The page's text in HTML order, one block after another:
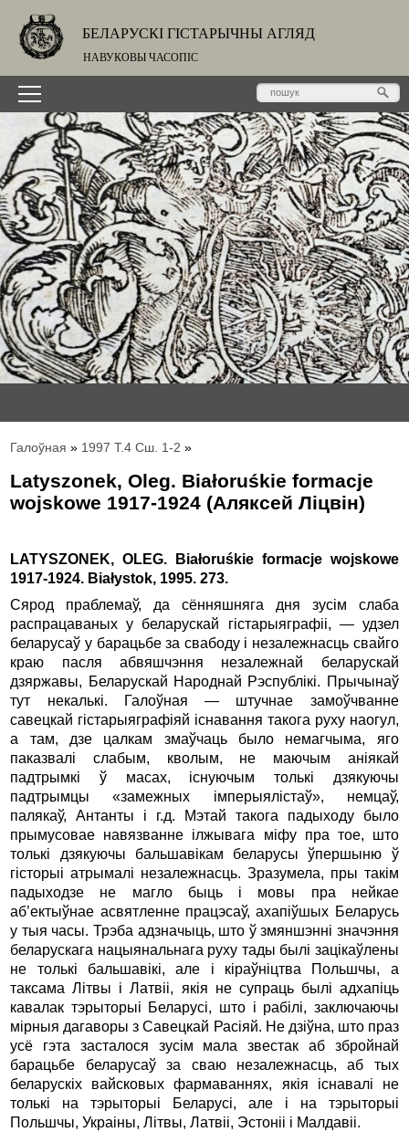
БЕЛАРУСКІ ГІСТАРЫЧНЫ АГЛЯД
НАВУКОВЫ ЧАСОПІС
Галоўная » 1997 Т.4 Сш. 1-2 »
Latyszonek, Oleg. Białoruśkie formacje
wojskowe 1917-1924 (Аляксей Лiцвiн)
LATYSZONEK, OLEG. Białoruśkie formacje wojskowe
1917-1924. Białystok, 1995. 273.
Сярод праблемаў, да сённяшняга дня зусiм слаба
распрацаваных у беларускай гiстарыяграфii, — удзел
беларусаў у барацьбе за свабоду i незалежнасць свайго
краю пасля абвяшчэння незалежнай беларускай
дзяржавы, Беларускай Народнай Рэспублiкi. Прычынаў
тут некалькi. Галоўная — штучнае замоўчванне
савецкай гiстарыяграфiяй iснавання такога руху наогул,
а там, дзе цалкам змаўчаць было немагчыма, яго
паказвалi слабым, кволым, не маючым анiякай
падтрымкi ў масах, iснуючым толькi дзякуючы
падтрымцы «замежных iмперыялiстаў», немцаў,
палякаў, Антанты i г.д. Мэтай такога падыходу было
прымусовае навязванне iлжывага мiфу пра тое, што
толькi дзякуючы бальшавiкам беларусы ўпершыню ў
гiсторыi атрымалi незалежнасць. Зразумела, пры такiм
падыходзе не магло быць i мовы пра нейкае
аб’ектыўнае асвятленне працэсаў, ахапiўшых Беларусь
у тыя часы. Трэба адзначыць, што ў змяншэннi значэння
беларускага нацыянальнага руху тады былi зацiкаўлены
не толькi бальшавiкi, але i кiраўнiцтва Польшчы, а
таксама Лiтвы i Латвii, якiя не супраць былi адхапiць
кавалак тэрыторыi Беларусi, што i рабiлi, заключаючы
мiрныя дагаворы з Савецкай Расiяй. Не дзiўна, што праз
усё гэта засталося зусiм мала звестак аб збройнай
барацьбе беларусаў за сваю незалежнасць, аб тых
беларускiх вайсковых фармаваннях, якiя iснавалi не
толькi на тэрыторыi Беларусi, але i на тэрыторыi
Польшчы, Украiны, Лiтвы, Латвii, Эстонii i Малдавii.